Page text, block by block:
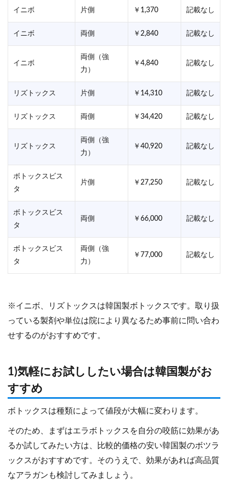
イニボ 片側 ￥1,370 記載なし
イニボ 両側 ￥2,840 記載なし
イニボ
両側（強
力）
￥4,840 記載なし
リズトックス 片側 ￥14,310 記載なし
リズトックス 両側 ￥34,420 記載なし
リズトックス
両側（強
力）
￥40,920 記載なし
ボトックスビス
タ
片側 ￥27,250 記載なし
ボトックスビス
タ
両側 ￥66,000 記載なし
ボトックスビス
タ
両側（強
力）
￥77,000 記載なし
※イニボ、リズトックスは韓国製ボトックスです。取り扱
っている製剤や単位は院により異なるため事前に問い合わ
せするのがおすすめです。
1)気軽にお試ししたい場合は韓国製がお
すすめ
ボトックスは種類によって値段が大幅に変わります。
そのため、まずはエラボトックスを自分の咬筋に効果があ
るか試してみたい方は、比較的価格の安い韓国製のボツラ
ックスがおすすめです。そのうえで、効果があれば高品質
なアラガンも検討してみましょう。